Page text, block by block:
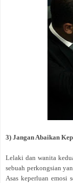
3) Jangan Abaikan
Lelaki dan wanita
sebuah perkongsian
Asas keperluan emosi